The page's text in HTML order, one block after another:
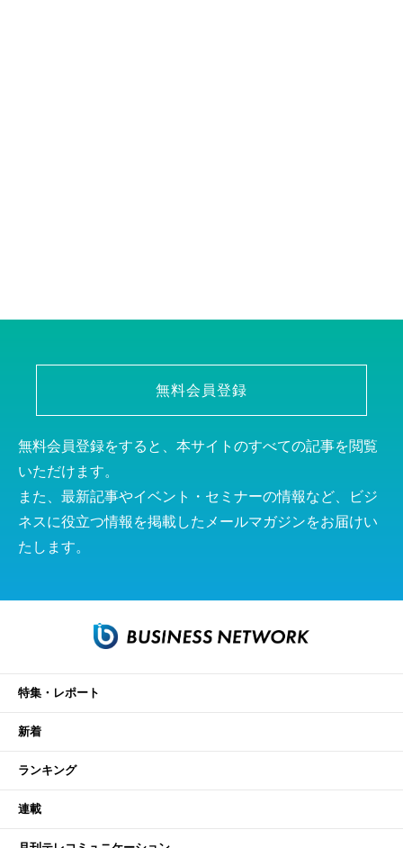
無料会員登録
無料会員登録をすると、本サイトのすべての記事を閲覧
いただけます。
また、最新記事やイベント・セミナーの情報など、ビジ
ネスに役立つ情報を掲載したメールマガジンをお届けい
たします。
特集・レポート
新着
ランキング
連載